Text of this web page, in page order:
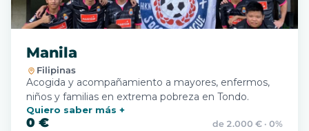
Manila
Filipinas
Acogida y acompañamiento a mayores, enfermos,
niños y familias en extrema pobreza en Tondo.
Quiero saber más
0 € de 2.000 € · 0%